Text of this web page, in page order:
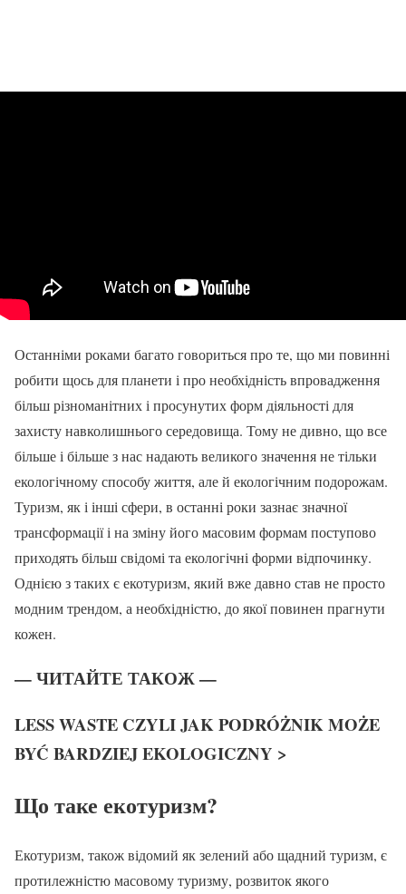
Останніми роками багато говориться про те, що ми повинні
робити щось для планети і про необхідність впровадження
більш різноманітних і просунутих форм діяльності для
захисту навколишнього середовища. Тому не дивно, що все
більше і більше з нас надають великого значення не тільки
екологічному способу життя, але й екологічним подорожам.
Туризм, як і інші сфери, в останні роки зазнає значної
трансформації і на зміну його масовим формам поступово
приходять більш свідомі та екологічні форми відпочинку.
Однією з таких є екотуризм, який вже давно став не просто
модним трендом, а необхідністю, до якої повинен прагнути
кожен.
— ЧИТАЙТЕ ТАКОЖ —
LESS WASTE CZYLI JAK PODRÓŻNIK MOŻE
BYĆ BARDZIEJ EKOLOGICZNY >
Що таке екотуризм?
Екотуризм, також відомий як зелений або щадний туризм, є
протилежністю масовому туризму, розвиток якого